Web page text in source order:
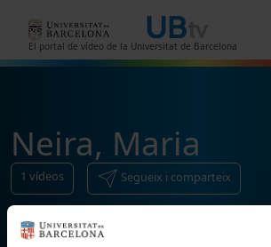
El portal de vídeo de la Universitat de Barcelona
Neira, Maria
1 vídeos Segueix i comparteix